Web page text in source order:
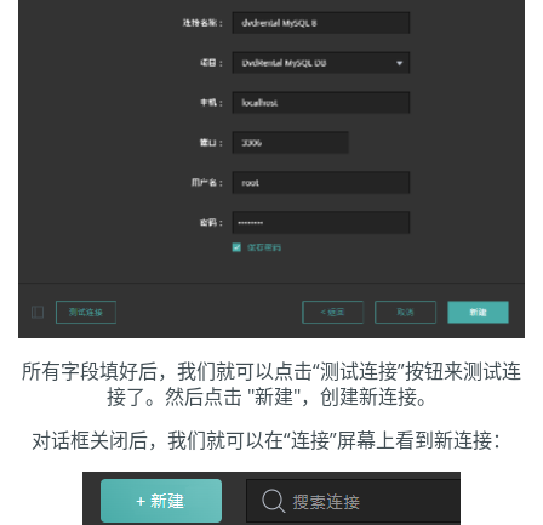
所有字段填好后，我们就可以点击“测试连接”按钮来测试连
接了。然后点击 "新建"，创建新连接。
对话框关闭后，我们就可以在“连接”屏幕上看到新连接：